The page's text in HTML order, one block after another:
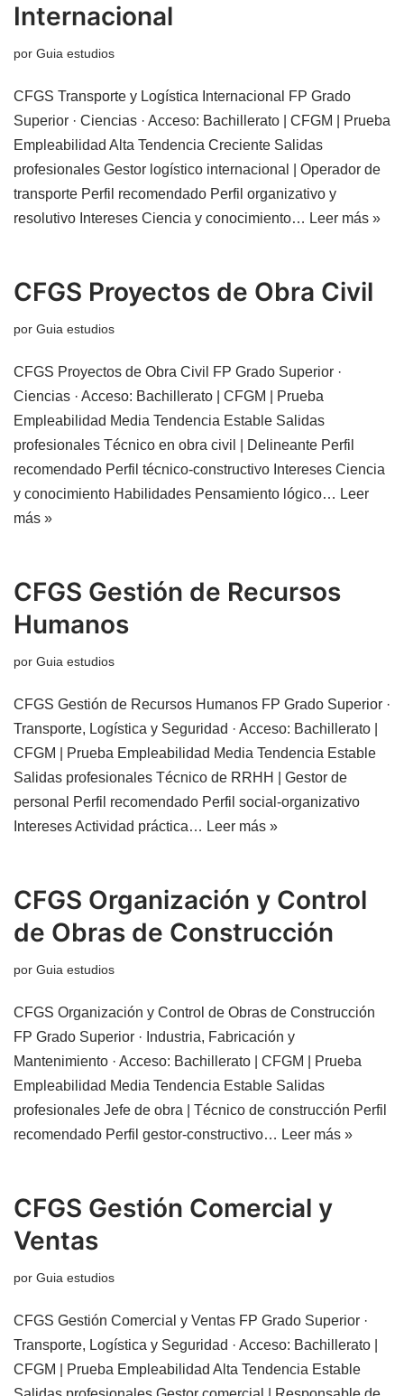
Internacional
por Guia estudios
CFGS Transporte y Logística Internacional FP Grado
Superior · Ciencias · Acceso: Bachillerato | CFGM | Prueba
Empleabilidad Alta Tendencia Creciente Salidas
profesionales Gestor logístico internacional | Operador de
transporte Perfil recomendado Perfil organizativo y
resolutivo Intereses Ciencia y conocimiento… Leer más »
CFGS Proyectos de Obra Civil
por Guia estudios
CFGS Proyectos de Obra Civil FP Grado Superior ·
Ciencias · Acceso: Bachillerato | CFGM | Prueba
Empleabilidad Media Tendencia Estable Salidas
profesionales Técnico en obra civil | Delineante Perfil
recomendado Perfil técnico-constructivo Intereses Ciencia
y conocimiento Habilidades Pensamiento lógico… Leer
más »
CFGS Gestión de Recursos
Humanos
por Guia estudios
CFGS Gestión de Recursos Humanos FP Grado Superior ·
Transporte, Logística y Seguridad · Acceso: Bachillerato |
CFGM | Prueba Empleabilidad Media Tendencia Estable
Salidas profesionales Técnico de RRHH | Gestor de
personal Perfil recomendado Perfil social-organizativo
Intereses Actividad práctica… Leer más »
CFGS Organización y Control
de Obras de Construcción
por Guia estudios
CFGS Organización y Control de Obras de Construcción
FP Grado Superior · Industria, Fabricación y
Mantenimiento · Acceso: Bachillerato | CFGM | Prueba
Empleabilidad Media Tendencia Estable Salidas
profesionales Jefe de obra | Técnico de construcción Perfil
recomendado Perfil gestor-constructivo… Leer más »
CFGS Gestión Comercial y
Ventas
por Guia estudios
CFGS Gestión Comercial y Ventas FP Grado Superior ·
Transporte, Logística y Seguridad · Acceso: Bachillerato |
CFGM | Prueba Empleabilidad Alta Tendencia Estable